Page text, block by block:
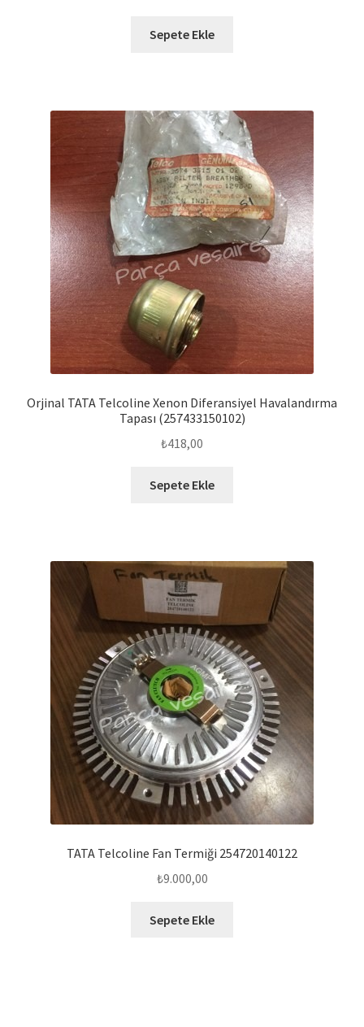
Sepete Ekle
Orjinal TATA Telcoline Xenon Diferansiyel Havalandırma
Tapası (257433150102)
₺418,00
Sepete Ekle
TATA Telcoline Fan Termiği 254720140122
₺9.000,00
Sepete Ekle